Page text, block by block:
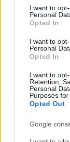
consent section.
I want to
Personal
Opted In
I want to
Personal
Opted In
I want to
Retention,
Personal
Purposes for
Opted Out
Google
Az első
dobogót
Michelisz
18. lett.
Az összetett